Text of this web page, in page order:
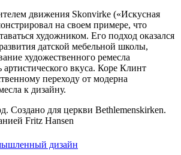
движения Skonvirke («Искусная
на своем примере, что
художником. Его подход оказался
датской мебельной школы,
художественного ремесла
вкуса. Коре Клинт
переходу от модерна
к дизайну.
Создано для церкви Bethlemenskirken.
Fritz Hansen
дизайн